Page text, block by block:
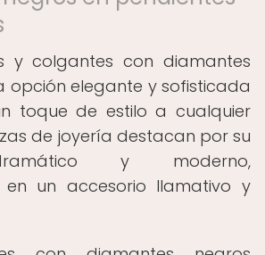
y colgantes con diamantes
opción elegante y sofisticada
toque de estilo a cualquier
de joyería destacan por su
y moderno,
en un accesorio llamativo y